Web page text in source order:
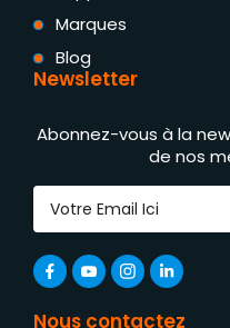
Marques
Blog
Newsletter
Abonnez-vous à la
de nos
Nous contactez